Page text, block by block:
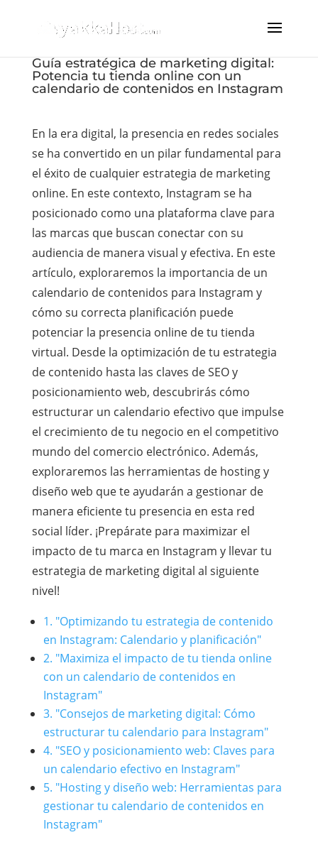
Guía estratégica de marketing digital:
Potencia tu tienda online con un
calendario de contenidos en Instagram
En la era digital, la presencia en redes sociales
se ha convertido en un pilar fundamental para
el éxito de cualquier estrategia de marketing
online. En este contexto, Instagram se ha
posicionado como una plataforma clave para
las marcas que buscan conectar con su
audiencia de manera visual y efectiva. En este
artículo, exploraremos la importancia de un
calendario de contenidos para Instagram y
cómo su correcta planificación puede
potenciar la presencia online de tu tienda
virtual. Desde la optimización de tu estrategia
de contenido hasta las claves de SEO y
posicionamiento web, descubrirás cómo
estructurar un calendario efectivo que impulse
el crecimiento de tu negocio en el competitivo
mundo del comercio electrónico. Además,
exploraremos las herramientas de hosting y
diseño web que te ayudarán a gestionar de
manera eficiente tu presencia en esta red
social líder. ¡Prepárate para maximizar el
impacto de tu marca en Instagram y llevar tu
estrategia de marketing digital al siguiente
nivel!
1. "Optimizando tu estrategia de contenido
en Instagram: Calendario y planificación"
2. "Maximiza el impacto de tu tienda online
con un calendario de contenidos en
Instagram"
3. "Consejos de marketing digital: Cómo
estructurar tu calendario para Instagram"
4. "SEO y posicionamiento web: Claves para
un calendario efectivo en Instagram"
5. "Hosting y diseño web: Herramientas para
gestionar tu calendario de contenidos en
Instagram"